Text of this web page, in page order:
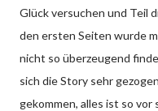
Glück versuchen und Teil
den ersten Seiten wurde
nicht so überzeugend
sich die Story sehr
gekommen, alles ist so